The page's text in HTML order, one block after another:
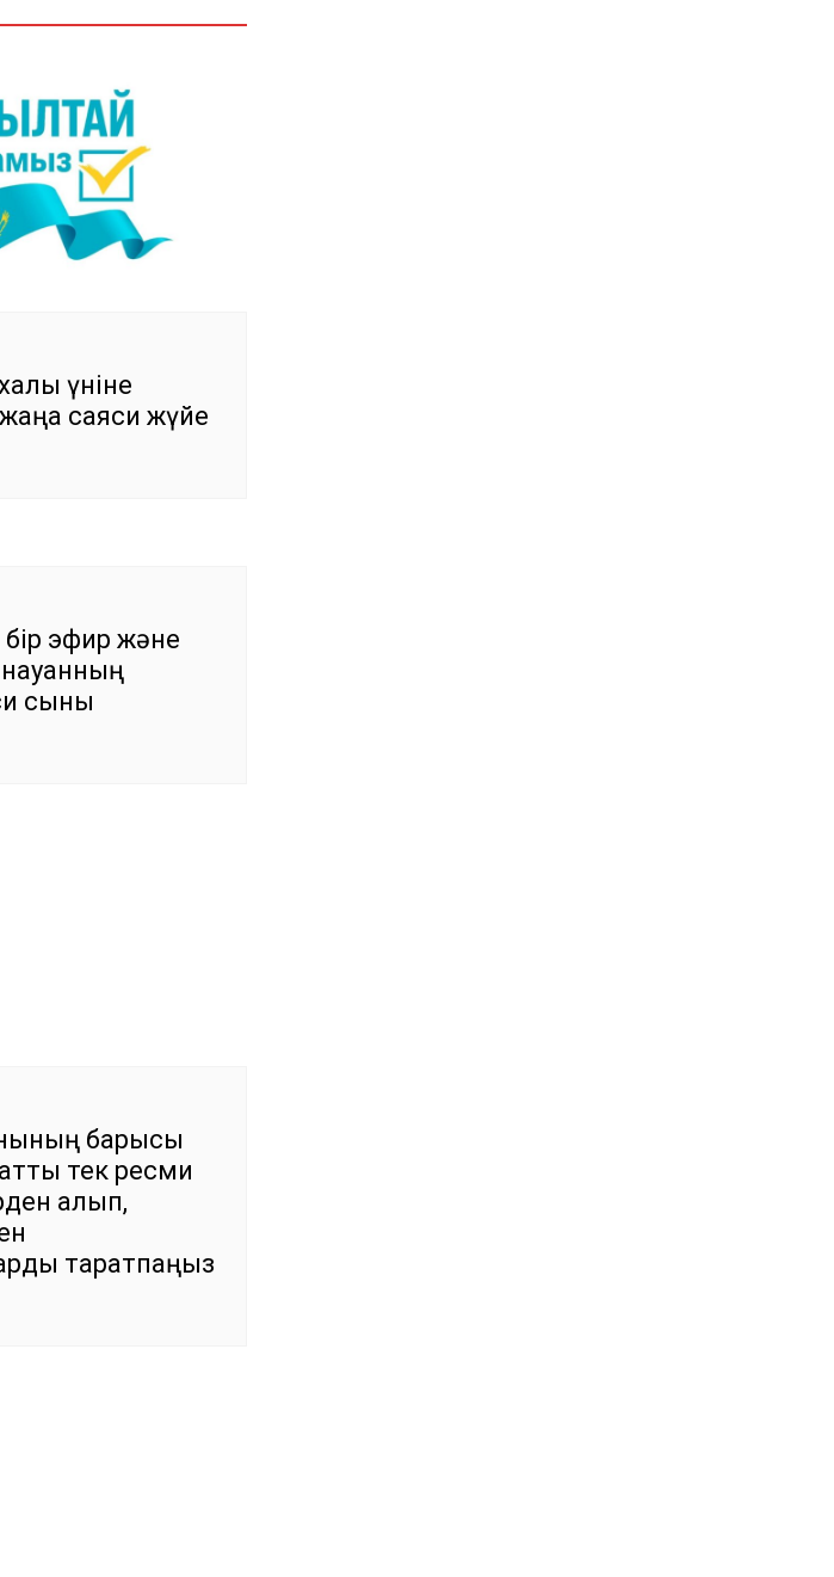
үніне
саяси жүйе
эфир және
сыны
барысы
тек ресми
алып,
таратпаңыз